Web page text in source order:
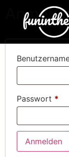
Passwort *
Anmelden